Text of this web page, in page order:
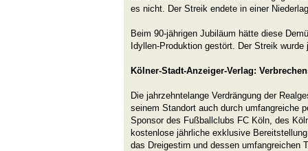
es nicht. Der Streik endete in einer
Beim 90-jährigen Jubiläum hätte diese
Idyllen-Produktion gestört. Der Streik
Kölner-Stadt-Anzeiger-Verlag:
Die jahrzehntelange Verdrängung der
seinem Standort auch durch umfangreiche
Sponsor des Fußballclubs FC Köln, des
kostenlose jährliche exklusive
das Dreigestirn und dessen umfangreichen